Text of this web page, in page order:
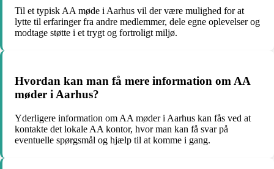
Til et typisk AA møde i Aarhus vil der være mulighed for at
lytte til erfaringer fra andre medlemmer, dele egne oplevelser og
modtage støtte i et trygt og fortroligt miljø.
Hvordan kan man få mere information om AA
møder i Aarhus?
Yderligere information om AA møder i Aarhus kan fås ved at
kontakte det lokale AA kontor, hvor man kan få svar på
eventuelle spørgsmål og hjælp til at komme i gang.